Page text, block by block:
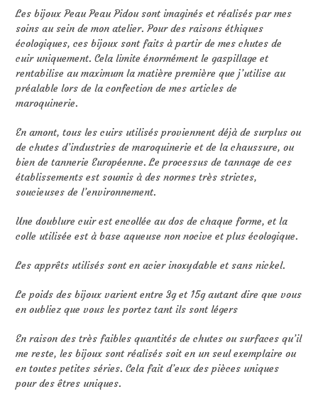
Les bijoux Peau Peau Pidou sont imaginés et réalisés par mes
soins au sein de mon atelier. Pour des raisons éthiques
écologiques, ces bijoux sont faits à partir de mes chutes de
cuir uniquement. Cela limite énormément le gaspillage et
rentabilise au maximum la matière première que j’utilise au
préalable lors de la confection de mes articles de
maroquinerie.
En amont, tous les cuirs utilisés proviennent déjà de surplus ou
de chutes d’industries de maroquinerie et de la chaussure, ou
bien de tannerie Européenne. Le processus de tannage de ces
établissements est soumis à des normes très strictes,
soucieuses de l’environnement.
Une doublure cuir est encollée au dos de chaque forme, et la
colle utilisée est à base aqueuse non nocive et plus écologique.
Les apprêts utilisés sont en acier inoxydable et sans nickel.
Le poids des bijoux varient entre 3g et 15g autant dire que vous
en oubliez que vous les portez tant ils sont légers
En raison des très faibles quantités de chutes ou surfaces qu’il
me reste, les bijoux sont réalisés soit en un seul exemplaire ou
en toutes petites séries. Cela fait d’eux des pièces uniques
pour des êtres uniques.